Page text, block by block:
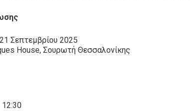
Σεπτεμβρίου 2025
House, Σουρωτή Θεσσαλονίκης
12:30